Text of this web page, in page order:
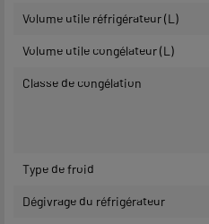
Volume utile réfrigérateur (L)
Volume utile congélateur (L)
Classe de congélation
Type de froid
Dégivrage du réfrigérateur